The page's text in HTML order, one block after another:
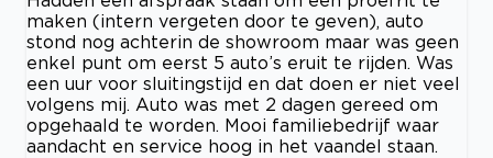
maken (intern vergeten door te geven), auto
stond nog achterin de showroom maar was geen
enkel punt om eerst 5 auto’s eruit te rijden. Was
een uur voor sluitingstijd en dat doen er niet veel
volgens mij. Auto was met 2 dagen gereed om
opgehaald te worden. Mooi familiebedrijf waar
aandacht en service hoog in het vaandel staan.